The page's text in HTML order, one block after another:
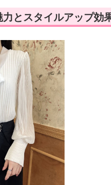
とスタイルアップ効